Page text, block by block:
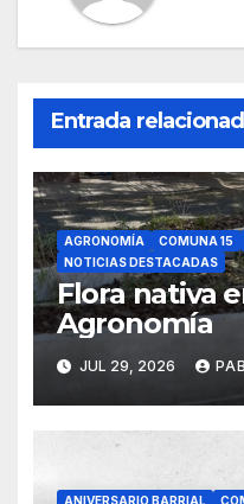
Entrada
AGRONOMÍA COMUNA 15
NOTICIAS DESTACADAS
Flora nativa
Agronomía
JUL 29, 2026
ANIVERSARIO BARRIAL